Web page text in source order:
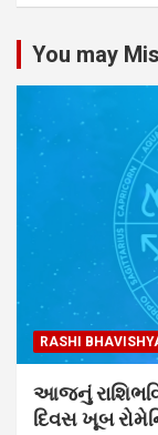
You may
RASHI
આજનું
દિવસ ખૂબ